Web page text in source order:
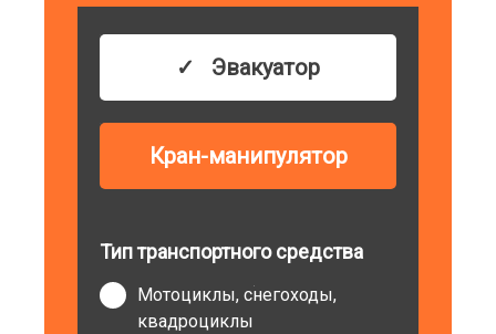
Эвакуатор
Кран-манипулятор
Тип транспортного средства
Мотоциклы, снегоходы,
квадроциклы